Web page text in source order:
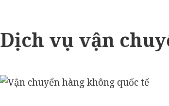
Dịch vụ vận